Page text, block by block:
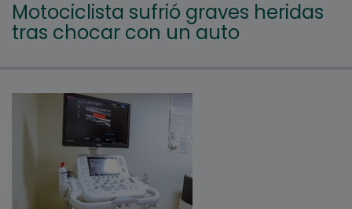
Motociclista sufrió graves heridas
tras chocar con un auto